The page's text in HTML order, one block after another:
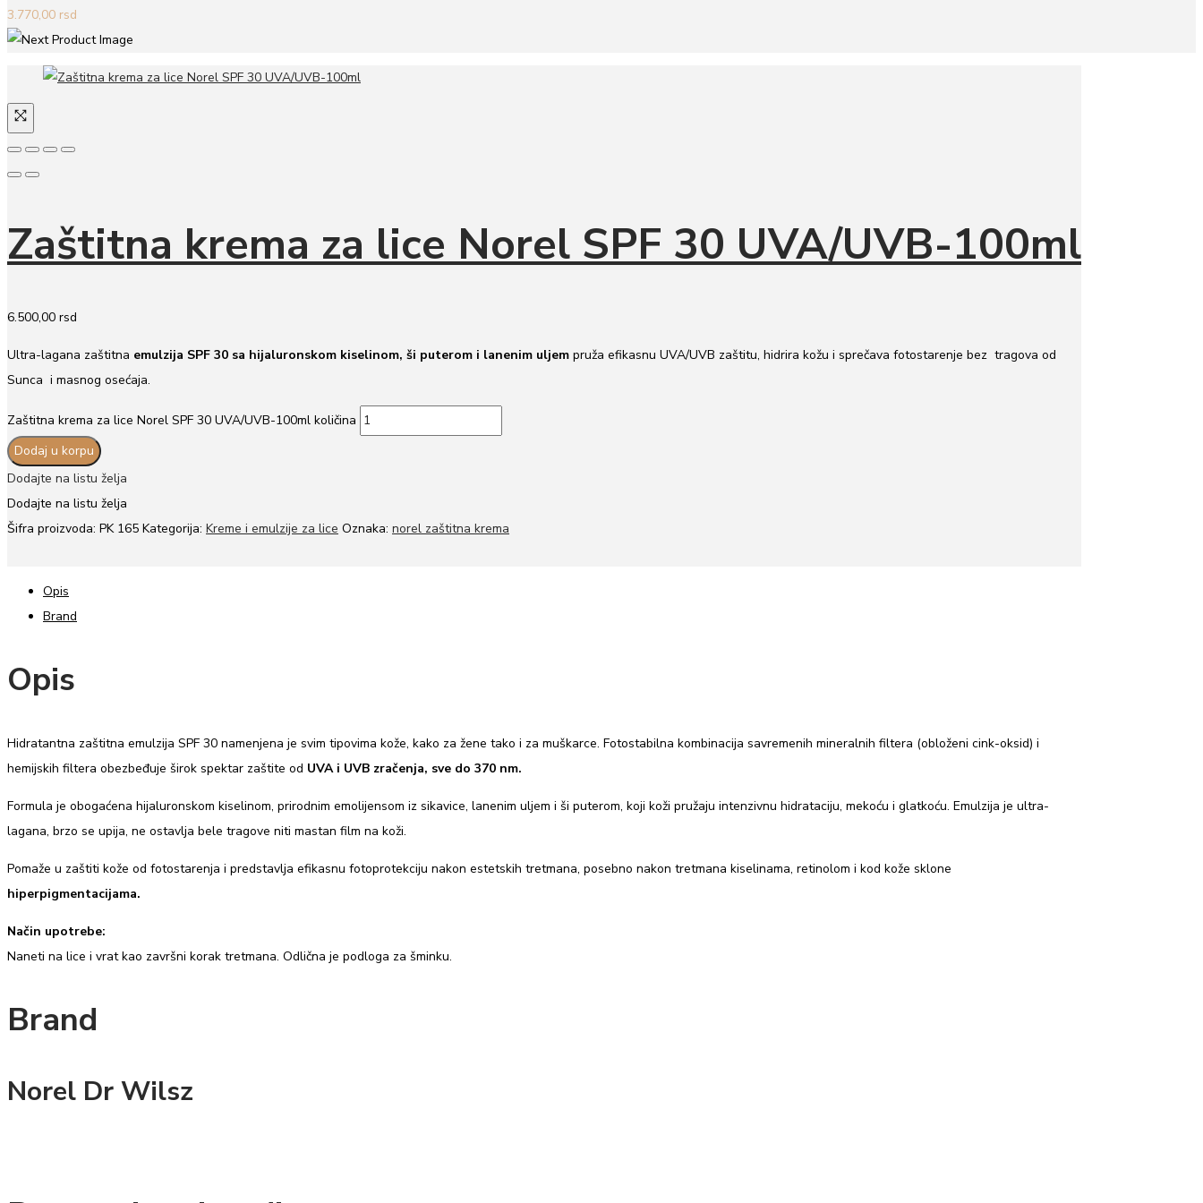
3.770,00 rsd
Zaštitna krema za lice Norel SPF 30 UVA/UVB-100ml
6.500,00 rsd
Ultra-lagana zaštitna emulzija SPF 30 sa hijaluronskom kiselinom, ši puterom i lanenim uljem pruža efikasnu UVA/UVB zaštitu, hidrira kožu i sprečava fotostarenje bez tragova od
Sunca i masnog osećaja.
Zaštitna krema za lice Norel SPF 30 UVA/UVB-100ml količina
Dodaj u korpu
Dodajte na listu želja
Dodajte na listu želja
Šifra proizvoda: PK 165 Kategorija: Kreme i emulzije za lice Oznaka: norel zaštitna krema
Opis
Brand
Opis
Hidratantna zaštitna emulzija SPF 30 namenjena je svim tipovima kože, kako za žene tako i za muškarce. Fotostabilna kombinacija savremenih mineralnih filtera (obloženi cink-oksid) i
hemijskih filtera obezbeđuje širok spektar zaštite od UVA i UVB zračenja, sve do 370 nm.
Formula je obogaćena hijaluronskom kiselinom, prirodnim emolijensom iz sikavice, lanenim uljem i ši puterom, koji koži pružaju intenzivnu hidrataciju, mekoću i glatkoću. Emulzija je ultra-
lagana, brzo se upija, ne ostavlja bele tragove niti mastan film na koži.
Pomaže u zaštiti kože od fotostarenja i predstavlja efikasnu fotoprotekciju nakon estetskih tretmana, posebno nakon tretmana kiselinama, retinolom i kod kože sklone
hiperpigmentacijama.
Način upotrebe:
Naneti na lice i vrat kao završni korak tretmana. Odlična je podloga za šminku.
Brand
Norel Dr Wilsz